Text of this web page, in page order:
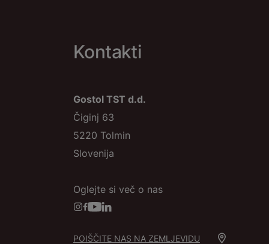
Kontakti
Gostol TST d.d.
Čiginj 63
5220 Tolmin
Slovenija
Oglejte si več o nas
POIŠČITE NAS NA ZEMLJEVIDU